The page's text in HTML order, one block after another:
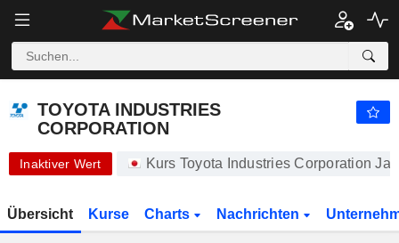
TOYOTA INDUSTRIES CORPORATION 20.450,00 ¥ -
TOYOTA INDUSTRIES
CORPORATION
Inaktiver Wert Kurs Toyota Industries Corporation
Übersicht Kurse Charts Nachrichten